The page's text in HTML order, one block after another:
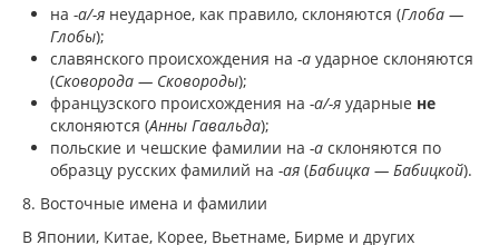
на -а/-я неударное, как правило, склоняются (Глоба —
Глобы);
славянского происхождения на -а ударное склоняются
(Сковорода — Сковороды);
французского происхождения на -а/-я ударные не
склоняются (Анны Гавальда);
польские и чешские фамилии на -а склоняются по
образцу русских фамилий на -ая (Бабицка — Бабицкой).
8. Восточные имена и фамилии
В Японии, Китае, Корее, Вьетнаме, Бирме и других